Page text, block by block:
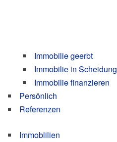
Immo­bi­lie geerbt
Immo­bi­lie in Schei­dung
Immo­bi­lie finan­zie­ren
Per­sön­lich
Refe­ren­zen
Immo­b­li­li­en